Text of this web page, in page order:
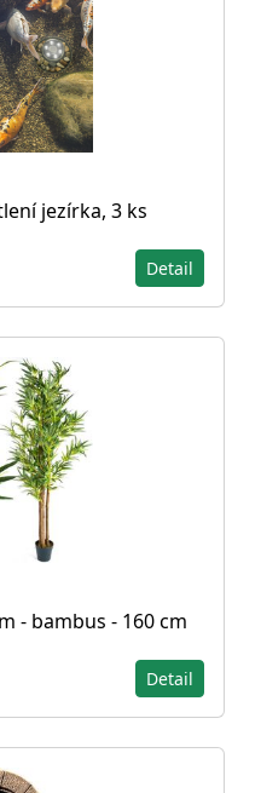
jezírka, 3 ks
Detail
- bambus - 160 cm
Detail